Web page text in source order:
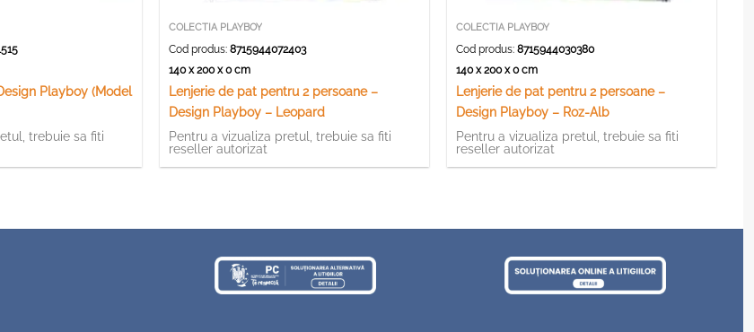
Playboy (Model
trebuie sa fiti
COLECTIA PLAYBOY
Cod produs:8715944072403
140 x 200 x 0 cm
Lenjerie de pat pentru 2 persoane –
Design Playboy – Leopard
Pentru a vizualiza pretul, trebuie sa fiti
reseller autorizat
COLECTIA PLAYBOY
Cod produs:8715944030380
140 x 200 x 0 cm
Lenjerie de pat pentru 2 persoane –
Design Playboy – Roz-Alb
Pentru a vizualiza pretul, trebuie sa fiti
reseller autorizat